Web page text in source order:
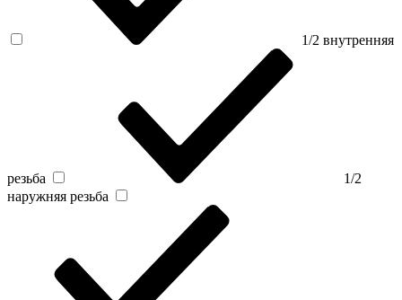
1/2 внутренняя
резьба
1/2
наружняя резьба